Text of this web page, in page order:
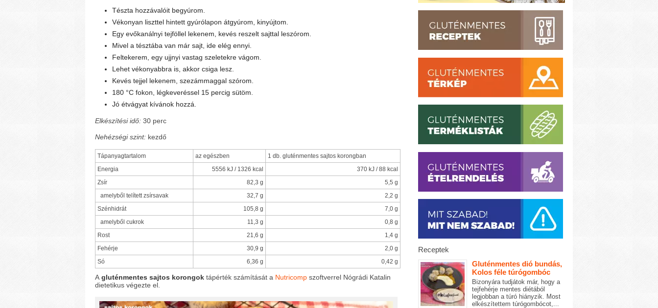
Tészta hozzávalóit begyúrom.
Vékonyan liszttel hintett gyúrólapon átgyúrom, kinyújtom.
Egy evőkanálnyi tejföllel lekenem, kevés reszelt sajttal leszórom.
Mivel a tésztába van már sajt, ide elég ennyi.
Feltekerem, egy ujjnyi vastag szeletekre vágom.
Lehet vékonyabbra is, akkor csiga lesz.
Kevés tejjel lekenem, szezámmaggal szórom.
180 °C fokon, légkeveréssel 15 percig sütöm.
Jó étvágyat kívánok hozzá.
Elkészítési idő: 30 perc
Nehézségi szint: kezdő
Tápanyagtartalom az egészben
1 db. gluténmentes sajtos korongban
Energia
5556 kJ / 1326 kcal
370 kJ / 88 kcal
Zsír
82,3 g
5,5 g
amelyből telített zsírsavak
32,7 g
2,2 g
Szénhidrát
105,8 g
7,0 g
amelyből cukrok
11,3 g
0,8 g
Rost
21,6 g
1,4 g
Fehérje
30,9 g
2,0 g
Só
6,36 g 0,42 g
A gluténmentes sajtos korongok tápérték számítását a Nutricomp szoftverrel Nógrádi Katalin
dietetikus végezte el.
Receptek
Gluténmentes dió bundás,
Kolos féle túrógombóc
Bizonyára tudjátok már, hogy a
tejfehérje mentes diétából
legjobban a túró hiányzik. Most
elkészítettem túrógombócot,...